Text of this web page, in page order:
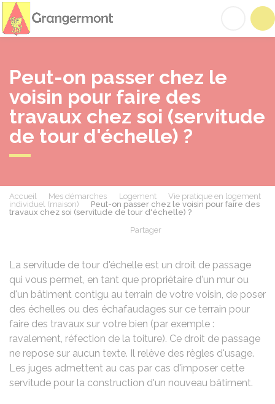
Peut-on passer chez le
voisin pour faire des
travaux chez soi (servitude
de tour d'échelle) ?
Accueil Mes démarches Logement
Vie pratique en logement
individuel (maison)
Peut-on passer chez le voisin pour faire des
travaux chez soi (servitude de tour d'échelle) ?
Partager
La servitude de tour d'échelle est un droit de passage
qui vous permet, en tant que propriétaire d'un mur ou
d'un bâtiment contigu au terrain de votre voisin, de poser
des échelles ou des échafaudages sur ce terrain pour
faire des travaux sur votre bien (par exemple :
ravalement, réfection de la toiture). Ce droit de passage
ne repose sur aucun texte. Il relève des règles d'usage.
Les juges admettent au cas par cas d'imposer cette
servitude pour la construction d'un nouveau bâtiment.